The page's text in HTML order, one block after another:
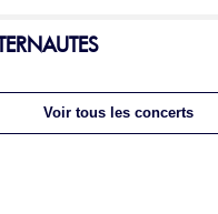
Voir tous les concerts